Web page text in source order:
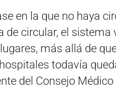
en la que no haya
de circular, el sistema
más allá de
todavía
del Consejo